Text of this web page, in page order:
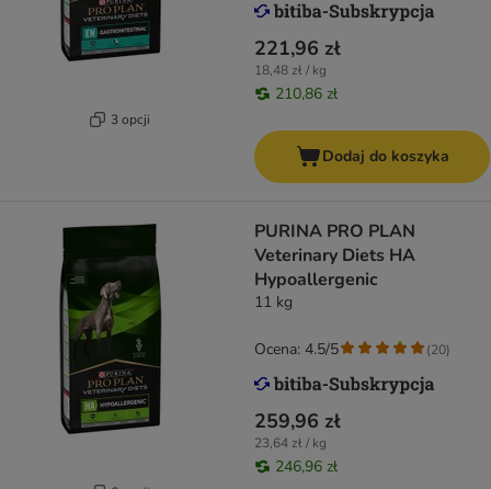
3 opcji
221,96 zł
18,48 zł / kg
210,86 zł
Dodaj do koszyka
PURINA PRO PLAN
Veterinary Diets HA
Hypoallergenic
11 kg
259,96 zł
23,64 zł / kg
246,96 zł
Ocena: 4.5/5 (20)